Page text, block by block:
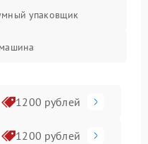
упаковщик
1200 рублей
1200 рублей